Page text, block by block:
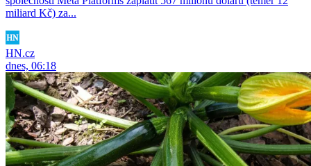
miliard Kč) za...
HN.cz
dnes, 06:18